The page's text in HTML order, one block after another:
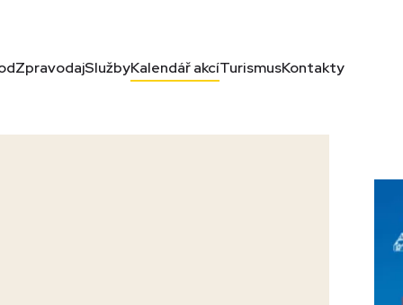
ZpravodajSlužbyKalendář akcíTurismusKontakty